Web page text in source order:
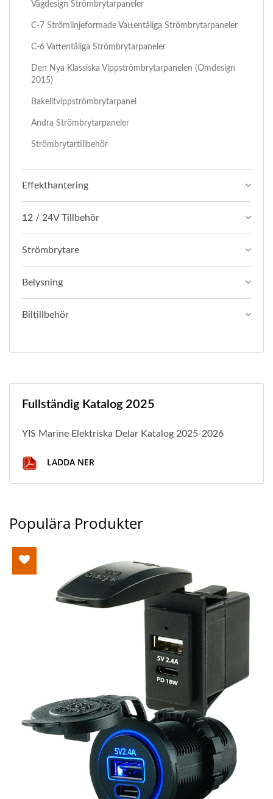
Vågdesign Strömbrytarpaneler
C-7 Strömlinjeformade Vattentåliga Strömbrytarpaneler
C-6 Vattentåliga Strömbrytarpaneler
Den Nya Klassiska Vippströmbrytarpanelen (omdesign
2015)
Bakelitvippströmbrytarpanel
Andra Strömbrytarpaneler
Strömbrytartillbehör
Effekthantering
12 / 24V Tillbehör
Strömbrytare
Belysning
Biltillbehör
Fullständig Katalog 2025
YIS Marine Elektriska Delar Katalog 2025-2026
LADDA NER
Populära Produkter